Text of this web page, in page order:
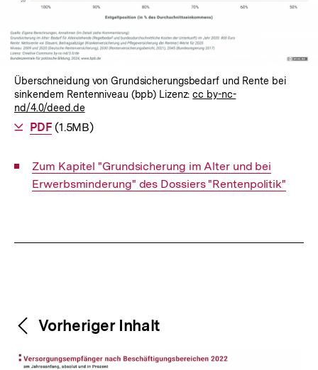
Überschneidung von Grundsicherungsbedarf und Rente bei
sinkendem Rentenniveau (bpb) Lizenz:cc by-nc-
nd/4.0/deed.de
Als
PDFherunterladen
(1.5MB)
Interner
Link:
Zum Kapitel "Grundsicherung im Alter und bei
Erwerbsminderung" des Dossiers "Rentenpolitik"
Weitere
Inhalte
Content-
Navigation
Vorheriger Inhalt